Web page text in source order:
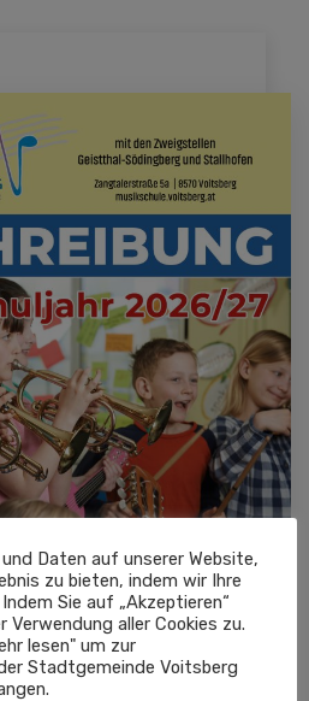
Daten auf unserer Website,
zu bieten, indem wir Ihre
Sie auf „Akzeptieren“
Verwendung aller Cookies zu.
lesen" um zur
Stadtgemeinde Voitsberg